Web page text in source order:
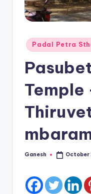
Posted
in
Padal Petra
Temple
Posted
Ganesh October